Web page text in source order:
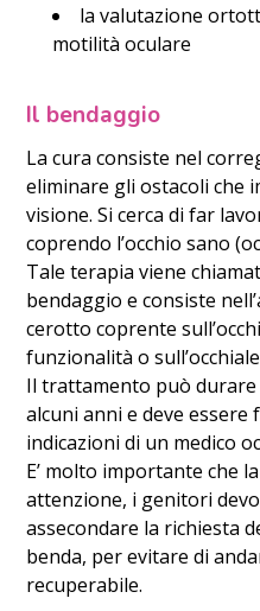
la valutazione
motilità oculare
Il bendaggio
La cura consiste nel
eliminare gli ostacoli che
visione. Si cerca di far
coprendo l’occhio sano
Tale terapia viene
bendaggio e consiste
cerotto coprente
funzionalità o
Il trattamento può durare
alcuni anni e deve essere
indicazioni di un medico
E’ molto importante che
attenzione, i genitori
assecondare la richiesta
benda, per evitare di
recuperabile.